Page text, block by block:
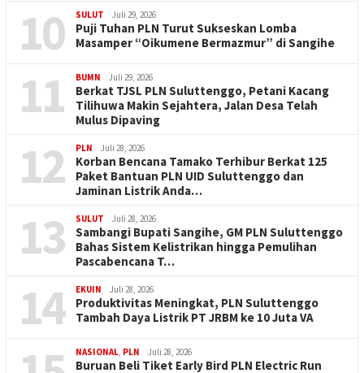
10 SULUT Juli 29, 2026
Puji Tuhan PLN Turut Sukseskan Lomba
Masamper “Oikumene Bermazmur” di Sangihe
11 BUMN Juli 29, 2026
Berkat TJSL PLN Suluttenggo, Petani Kacang
Tilihuwa Makin Sejahtera, Jalan Desa Telah
Mulus Dipaving
12 PLN Juli 28, 2026
Korban Bencana Tamako Terhibur Berkat 125
Paket Bantuan PLN UID Suluttenggo dan
Jaminan Listrik Anda…
13 SULUT Juli 28, 2026
Sambangi Bupati Sangihe, GM PLN Suluttenggo
Bahas Sistem Kelistrikan hingga Pemulihan
Pascabencana T…
14 EKUIN Juli 28, 2026
Produktivitas Meningkat, PLN Suluttenggo
Tambah Daya Listrik PT JRBM ke 10 Juta VA
NASIONAL PLN Juli 28, 2026
Buruan Beli Tiket Early Bird PLN Electric Run